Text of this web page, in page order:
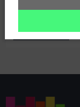
15 (5218) šedá kalná